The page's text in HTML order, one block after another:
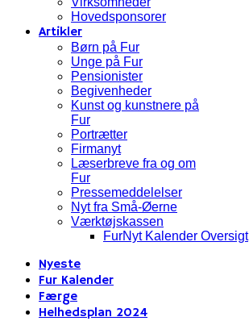
Hovedsponsorer
Artikler
Børn på Fur
Unge på Fur
Pensionister
Begivenheder
Kunst og kunstnere på
Fur
Portrætter
Firmanyt
Læserbreve fra og om
Fur
Pressemeddelelser
Nyt fra Små-Øerne
Værktøjskassen
FurNyt Kalender Oversigt
Nyeste
Fur Kalender
Færge
Helhedsplan 2024